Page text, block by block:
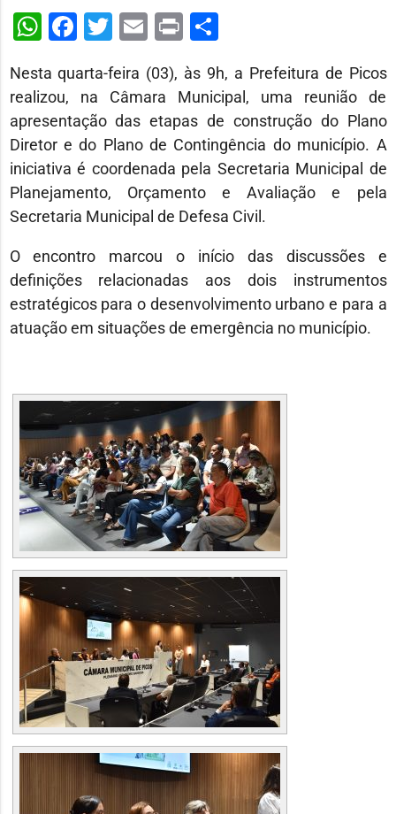
WhatsApp
Facebook
Twitter
Email
PrintShare
Nesta quarta-feira (03), às 9h, a Prefeitura de Picos
realizou, na Câmara Municipal, uma reunião de
apresentação das etapas de construção do Plano
Diretor e do Plano de Contingência do município. A
iniciativa é coordenada pela Secretaria Municipal de
Planejamento, Orçamento e Avaliação e pela
Secretaria Municipal de Defesa Civil.
O encontro marcou o início das discussões e
definições relacionadas aos dois instrumentos
estratégicos para o desenvolvimento urbano e para a
atuação em situações de emergência no município.